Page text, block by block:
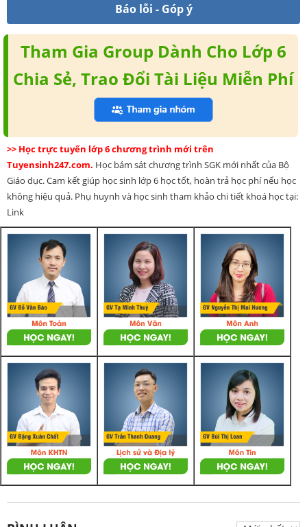
Báo lỗi - Góp ý
Tham Gia Group Dành Cho Lớp 6
Chia Sẻ, Trao Đổi Tài Liệu Miễn Phí
>> Học trực tuyến lớp 6 chương trình mới trên
Tuyensinh247.com. Học bám sát chương trình SGK mới nhất của Bộ
Giáo dục. Cam kết giúp học sinh lớp 6 học tốt, hoàn trả học phí nếu học
không hiệu quả. Phụ huynh và học sinh tham khảo chi tiết khoá học tại:
Link